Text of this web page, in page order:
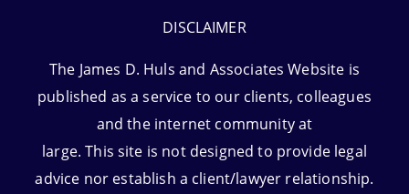
DISCLAIMER
The James D. Huls and Associates Website is
published as a service to our clients, colleagues
and the internet community at
large. This site is not designed to provide legal
advice nor establish a client/lawyer relationship.